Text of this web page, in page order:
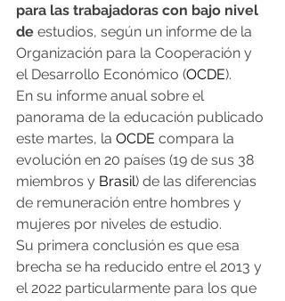
para las trabajadoras con bajo nivel
de estudios, según un informe de la
Organización para la Cooperación y
el Desarrollo Económico (OCDE).
En su informe anual sobre el
panorama de la educación publicado
este martes, la OCDE compara la
evolución en 20 países (19 de sus 38
miembros y Brasil) de las diferencias
de remuneración entre hombres y
mujeres por niveles de estudio.
Su primera conclusión es que esa
brecha se ha reducido entre el 2013 y
el 2022 particularmente para los que